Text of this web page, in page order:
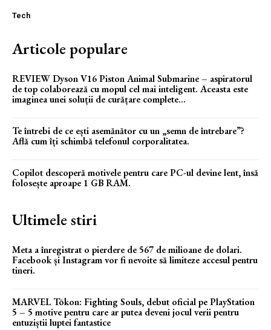
Tech
Articole populare
REVIEW Dyson V16 Piston Animal Submarine – aspiratorul
de top colaborează cu mopul cel mai inteligent. Aceasta este
imaginea unei soluții de curățare complete...
Te întrebi de ce ești asemănător cu un „semn de întrebare”?
Află cum îți schimbă telefonul corporalitatea.
Copilot descoperă motivele pentru care PC-ul devine lent, însă
folosește aproape 1 GB RAM.
Ultimele stiri
Meta a înregistrat o pierdere de 567 de milioane de dolari.
Facebook și Instagram vor fi nevoite să limiteze accesul pentru
tineri.
MARVEL Tōkon: Fighting Souls, debut oficial pe PlayStation
5 – 5 motive pentru care ar putea deveni jocul verii pentru
entuziștii luptei fantastice